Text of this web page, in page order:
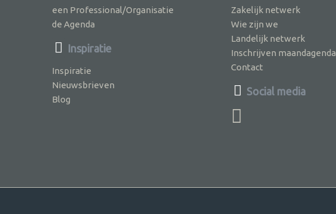
een Professional/Organisatie
de Agenda
Inspiratie
Inspiratie
Nieuwsbrieven
Blog
Zakelijk netwerk
Wie zijn we
Landelijk netwerk
Inschrijven maandagenda
Contact
Social media